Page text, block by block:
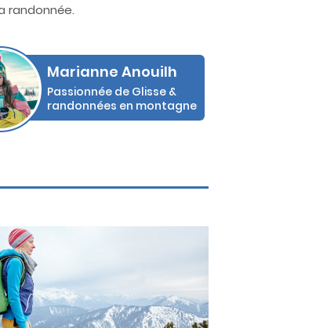
randonnée.
Marianne Anouilh
Passionnée de Glisse &
randonnées en montagne